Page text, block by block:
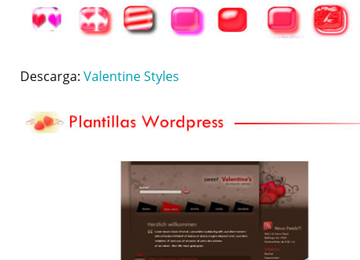
Descarga: Valentine Styles